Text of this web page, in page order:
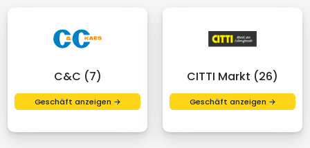
C&C (7)
Geschäft anzeigen →
CITTI Markt (26)
Geschäft anzeigen →